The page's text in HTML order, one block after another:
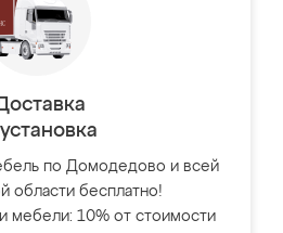
по Домодедово и всей
области бесплатно!
мебели: 10% от стоимости